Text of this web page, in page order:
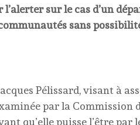
sur le cas d’un
sans
Pélissard, visant à
par la Commission
qu’elle puisse l’être par